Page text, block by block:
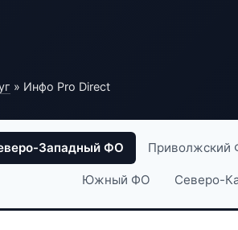
» Инфо Pro Direct
Западный ФО Приволжский
Южный ФО Северо-